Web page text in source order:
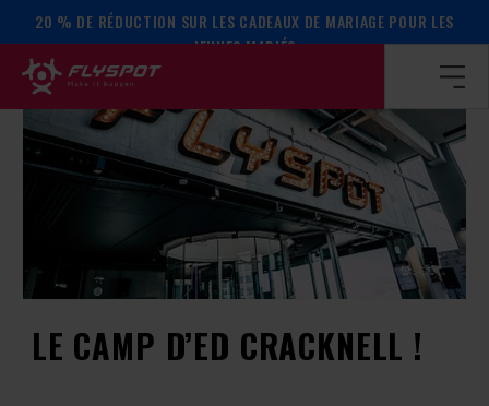
20 % DE RÉDUCTION SUR LES CADEAUX DE MARIAGE POUR LES
JEUNES MARIÉS
Page d’accueil / Calendrier des événements / Le camp d’Ed
LE CAMP D’ED CRACKNELL !